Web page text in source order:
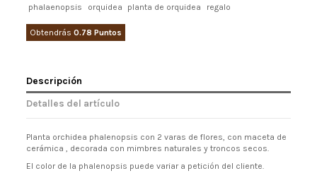
phalaenopsis orquidea planta de orquidea regalo
Obtendrás0.78 Puntos
Descripción
Detalles del artículo
Planta orchidea phalenopsis con 2 varas de flores, con maceta de
cerámica , decorada con mimbres naturales y troncos secos.
El color de la phalenopsis puede variar a petición del cliente.